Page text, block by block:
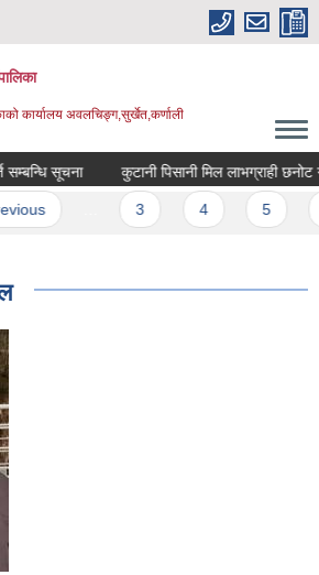
कार्यालय अवलचिङ्ग,सुर्खेत,कर्णाली
सूचना कुटानी पिसानी मिल लाभग्राही छनोट